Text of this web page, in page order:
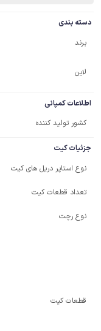
دسته بندی
برند
لاین
اطلاعات کمپانی
کشور تولید کننده
جزئیات کیت
نوع استاپر دریل های کیت
تعداد قطعات کیت
نوع رچت
قطعات کیت